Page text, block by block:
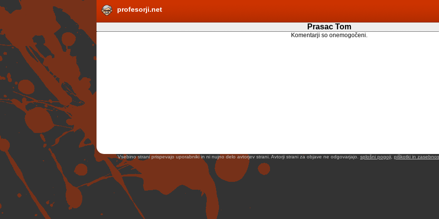
profesorji.net
Prasac Tom
Komentarji so onemogočeni.
Vsebino strani prispevajo uporabniki in ni nujno delo avtorjev strani. Avtorji strani za objave ne odgovarjajo. splošni pogoji piškotki in